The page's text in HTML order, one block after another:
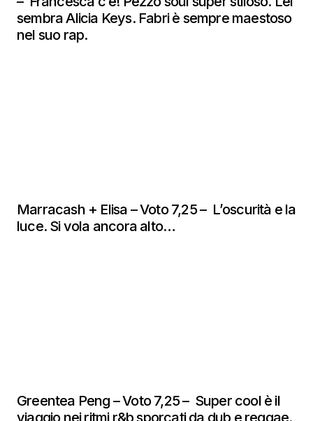
sembra Alicia Keys. Fabri è sempre maestoso
nel suo rap.
Marracash + Elisa – Voto 7,25 – L’oscurità e la
luce. Si vola ancora alto…
Greentea Peng – Voto 7,25 – Super cool è il
viaggio nei ritmi r&b sporcati da dub e reggae.